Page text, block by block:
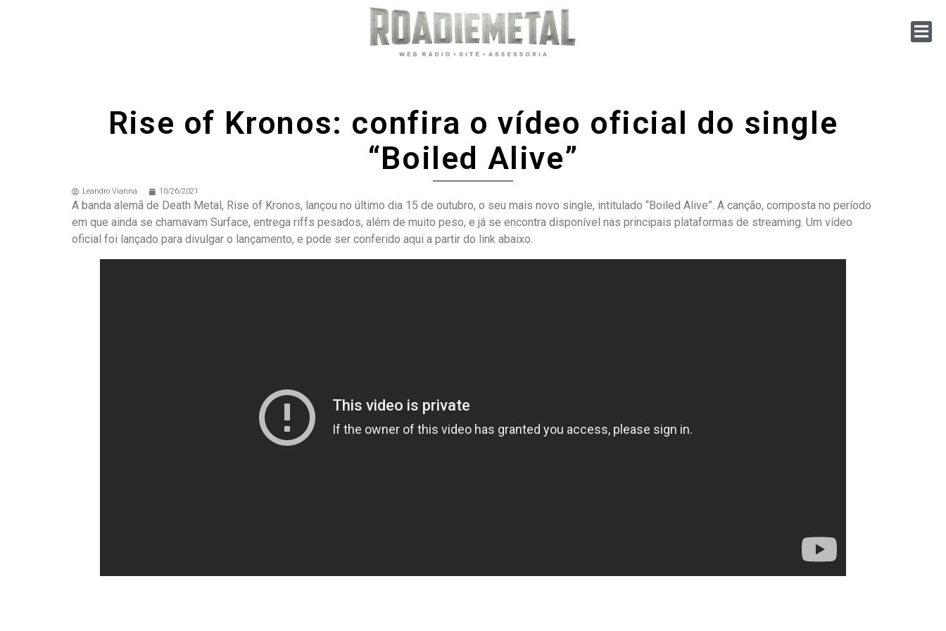
Rise of Kronos: confira o vídeo oficial do single
“Boiled Alive”
Leandro Vianna 10/26/2021
A banda alemã de Death Metal, Rise of Kronos, lançou no último dia 15 de outubro, o seu mais novo single, intitulado “Boiled Alive”. A canção, composta no período
em que ainda se chamavam Surface, entrega riffs pesados, além de muito peso, e já se encontra disponível nas principais plataformas de streaming. Um vídeo
oficial foi lançado para divulgar o lançamento, e pode ser conferido aqui a partir do link abaixo.